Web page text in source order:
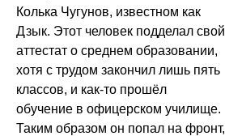
Колька Чугунов, известном как
Дзык. Этот человек подделал свой
аттестат о среднем образовании,
хотя с трудом закончил лишь пять
классов, и как-то прошёл
обучение в офицерском училище.
Таким образом он попал на фронт,